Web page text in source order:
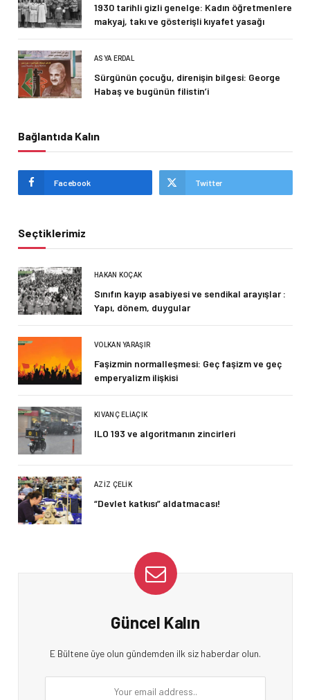
1930 tarihli gizli genelge: Kadın öğretmenlere
makyaj, takı ve gösterişli kıyafet yasağı
ASYA ERDAL
Sürgünün çocuğu, direnişin bilgesi: George
Habaş ve bugünün filistin’i
Bağlantıda Kalın
Facebook Twitter
Seçtiklerimiz
HAKAN KOÇAK
Sınıfın kayıp asabiyesi ve sendikal arayışlar :
Yapı, dönem, duygular
VOLKAN YARAŞIR
Faşizmin normalleşmesi: Geç faşizm ve geç
emperyalizm ilişkisi
KIVANÇ ELIAÇIK
ILO 193 ve algoritmanın zincirleri
AZIZ ÇELIK
“Devlet katkısı” aldatmacası!
Güncel Kalın
E Bültene üye olun gündemden ilk siz haberdar olun.